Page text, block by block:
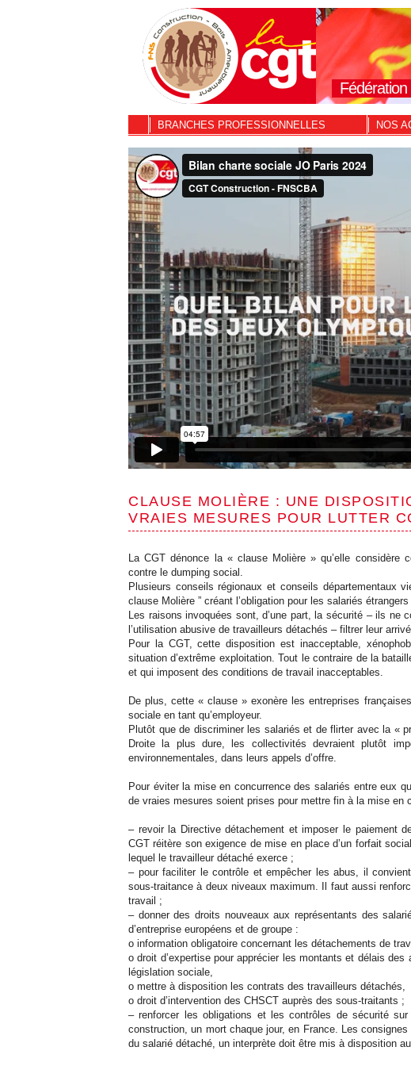
BRANCHES PROFESSIONNELLES NOS
CLAUSE MOLIÈRE : UNE
VRAIES MESURES POUR LUTTER
La CGT dénonce la « clause Molière » qu’elle
contre le dumping social.
Plusieurs conseils régionaux et conseils départementaux
clause Molière ” créant l’obligation pour les salariés
Les raisons invoquées sont, d’une part, la sécurité – ils ne
l’utilisation abusive de travailleurs détachés – filtrer leur
Pour la CGT, cette disposition est inacceptable,
situation d’extrême exploitation. Tout le contraire de la
et qui imposent des conditions de travail inacceptables.
De plus, cette « clause » exonère les entreprises
sociale en tant qu’employeur.
Plutôt que de discriminer les salariés et de flirter avec la «
Droite la plus dure, les collectivités devraient plutôt
environnementales, dans leurs appels d’offre.
Pour éviter la mise en concurrence des salariés entre eux
de vraies mesures soient prises pour mettre fin à la mise en
– revoir la Directive détachement et imposer le paiement
CGT réitère son exigence de mise en place d’un forfait
lequel le travailleur détaché exerce ;
– pour faciliter le contrôle et empêcher les abus, il
sous-traitance à deux niveaux maximum. Il faut aussi
travail ;
– donner des droits nouveaux aux représentants des
d’entreprise européens et de groupe :
o information obligatoire concernant les détachements de
o droit d’expertise pour apprécier les montants et délais
législation sociale,
o mettre à disposition les contrats des travailleurs détachés,
o droit d’intervention des CHSCT auprès des sous-traitants ;
– renforcer les obligations et les contrôles de sécurité
construction, un mort chaque jour, en France. Les
du salarié détaché, un interprète doit être mis à disposition